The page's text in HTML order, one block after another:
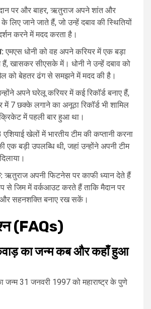
पर और बाहर, ऋतुराज अपने शांत और
लिए जाने जाते हैं, जो उन्हें दबाव की स्थितियों
करने में मदद करता है।
एमएस धोनी को वह अपने करियर में एक बड़ा
हैं, खासकर सीएसके में। धोनी ने उन्हें दबाव को
को बेहतर ढंग से समझने में मदद की है।
अपने घरेलू करियर में कई रिकॉर्ड बनाए हैं,
7 छक्के लगाने का अनूठा रिकॉर्ड भी शामिल
में पहली बार हुआ था।
खेलों में भारतीय टीम की कप्तानी करना
एक बड़ी उपलब्धि थी, जहां उन्होंने अपनी टीम
ऋतुराज अपनी फिटनेस पर काफी ध्यान देते हैं
से जिम में वर्कआउट करते हैं ताकि मैदान पर
सहनशक्ति बनाए रख सकें।
(FAQs)
का जन्म कब और कहाँ हुआ
जन्म 31 जनवरी 1997 को महाराष्ट्र के पुणे